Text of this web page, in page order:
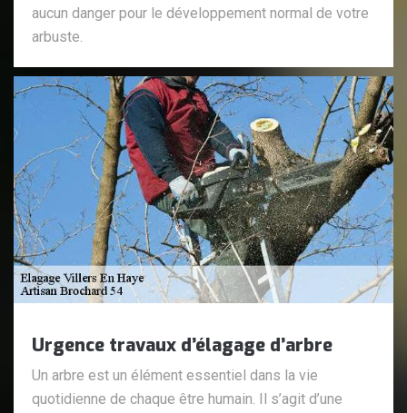
aucun danger pour le développement normal de votre
arbuste.
Urgence travaux d’élagage d’arbre
Un arbre est un élément essentiel dans la vie
quotidienne de chaque être humain. Il s’agit d’une